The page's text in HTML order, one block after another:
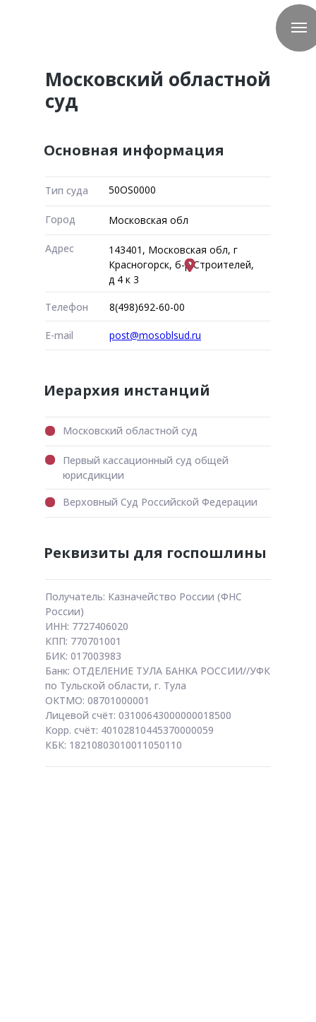
Московский областной
суд
Основная информация
Тип суда
Город
Адрес
50OS0000
Московская обл
143401, Московская обл, г
Красногорск, б-р Строителей,
д 4 к 3
Телефон 8(498)692-60-00
E-mail post@mosoblsud.ru
Иерархия инстанций
Московский областной суд
Первый кассационный суд общей
юрисдикции
Верховный Суд Российской Федерации
Реквизиты для госпошлины
Получатель: Казначейство России (ФНС
России)
ИНН: 7727406020
КПП: 770701001
БИК: 017003983
Банк: ОТДЕЛЕНИЕ ТУЛА БАНКА РОССИИ//УФК
по Тульской области, г. Тула
ОКТМО: 08701000001
Лицевой счёт: 03100643000000018500
Корр. счёт: 40102810445370000059
КБК: 18210803010011050110